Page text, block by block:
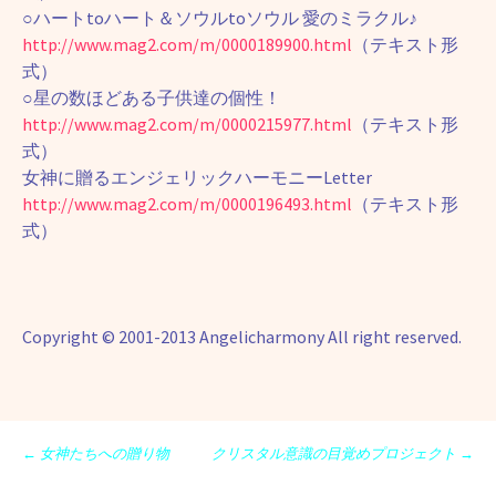
○ハートtoハート＆ソウルtoソウル 愛のミラクル♪
http://www.mag2.com/m/0000189900.html （テキスト形
式）
○星の数ほどある子供達の個性！
http://www.mag2.com/m/0000215977.html （テキスト形
式）
女神に贈るエンジェリックハーモニーLetter
http://www.mag2.com/m/0000196493.html （テキスト形
式）
Copyright © 2001-2013 Angelicharmony All right reserved.
← 女神たちへの贈り物 クリスタル意識の目覚めプロジェクト →